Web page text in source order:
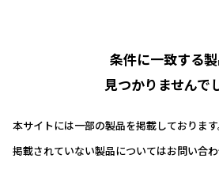
条件に一致する
見つかりませんで
本サイトには一部の製品を掲載しております
掲載されていない製品についてはお問い合わ